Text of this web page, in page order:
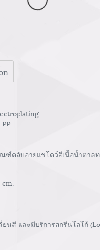
ฑ์ตลับอายแชโดว์สีเนื้อน้ำตาล
cm.
นสี และมีบริการสกรีนโลโก้